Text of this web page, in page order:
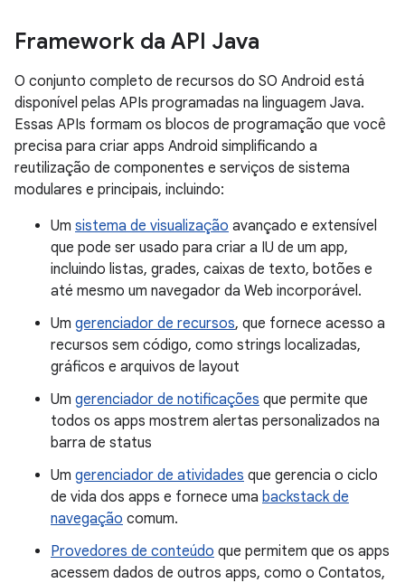
Framework da API Java
O conjunto completo de recursos do SO Android está
disponível pelas APIs programadas na linguagem Java.
Essas APIs formam os blocos de programação que você
precisa para criar apps Android simplificando a
reutilização de componentes e serviços de sistema
modulares e principais, incluindo:
Um sistema de visualização avançado e extensível
que pode ser usado para criar a IU de um app,
incluindo listas, grades, caixas de texto, botões e
até mesmo um navegador da Web incorporável.
Um gerenciador de recursos, que fornece acesso a
recursos sem código, como strings localizadas,
gráficos e arquivos de layout
Um gerenciador de notificações que permite que
todos os apps mostrem alertas personalizados na
barra de status
Um gerenciador de atividades que gerencia o ciclo
de vida dos apps e fornece uma backstack de
navegação comum.
Provedores de conteúdo que permitem que os apps
acessem dados de outros apps, como o Contatos,